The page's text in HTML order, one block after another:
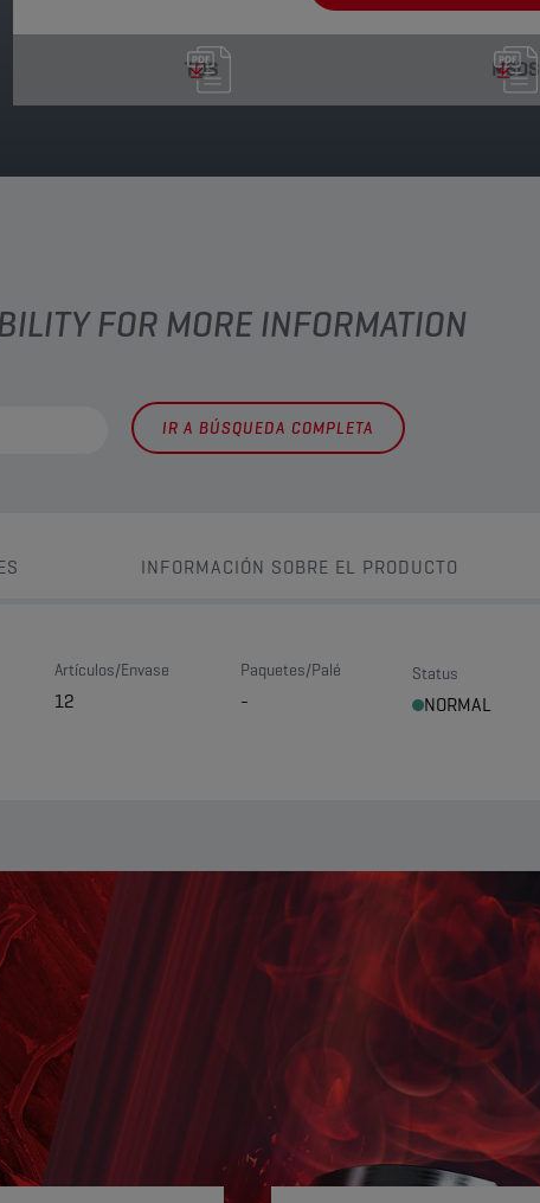
TDS MSDS
FOR MORE INFORMATION
IR A BÚSQUEDA COMPLETA
INFORMACIÓN SOBRE EL PRODUCTO
Artículos/Envase
12
Paquetes/Palé
-
Status
NORMAL